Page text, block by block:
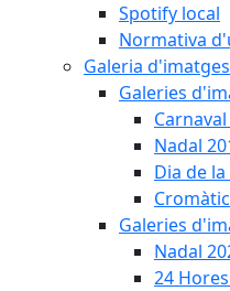
Spotify local
Normativa
Galeria d'imatges
Galeries
Nadal
Dia de
Galeries
Nadal
24